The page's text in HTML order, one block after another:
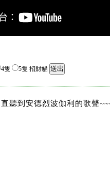
4隻 5隻 招財貓
聽到安德烈波伽利的歌聲